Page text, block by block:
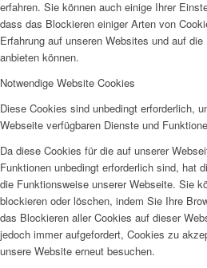
erfahren. Sie können auch einige Ihrer
dass das Blockieren einiger Arten von
Erfahrung auf unseren Websites und auf
anbieten können.
Notwendige Website Cookies
Diese Cookies sind unbedingt erforderlich,
Webseite verfügbaren Dienste und
Da diese Cookies für die auf unserer
Funktionen unbedingt erforderlich sind, hat
die Funktionsweise unserer Webseite. Sie
blockieren oder löschen, indem Sie Ihre
das Blockieren aller Cookies auf dieser
jedoch immer aufgefordert, Cookies zu
unsere Website erneut besuchen.